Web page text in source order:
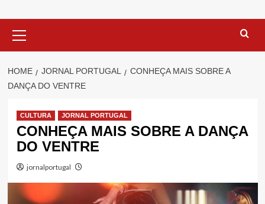
Menu
HOME JORNAL PORTUGAL
CONHEÇA MAIS SOBRE A
DANÇA DO VENTRE
CULTURA JORNAL PORTUGAL
CONHEÇA MAIS SOBRE A DANÇA
DO VENTRE
jornalportugal